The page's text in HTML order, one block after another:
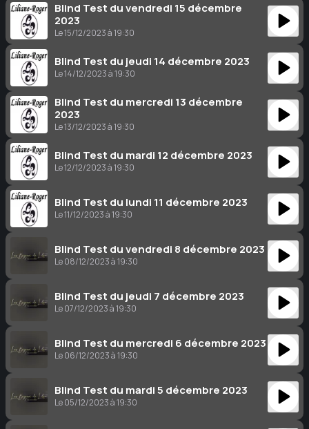
Blind Test du vendredi 15 décembre
2023
Le 15/12/2023 à 19:30
Blind Test du jeudi 14 décembre 2023
Le 14/12/2023 à 19:30
Blind Test du mercredi 13 décembre
2023
Le 13/12/2023 à 19:30
Blind Test du mardi 12 décembre 2023
Le 12/12/2023 à 19:30
Blind Test du lundi 11 décembre 2023
Le 11/12/2023 à 19:30
Blind Test du vendredi 8 décembre 2023
Le 08/12/2023 à 19:30
Blind Test du jeudi 7 décembre 2023
Le 07/12/2023 à 19:30
Blind Test du mercredi 6 décembre 2023
Le 06/12/2023 à 19:30
Blind Test du mardi 5 décembre 2023
Le 05/12/2023 à 19:30